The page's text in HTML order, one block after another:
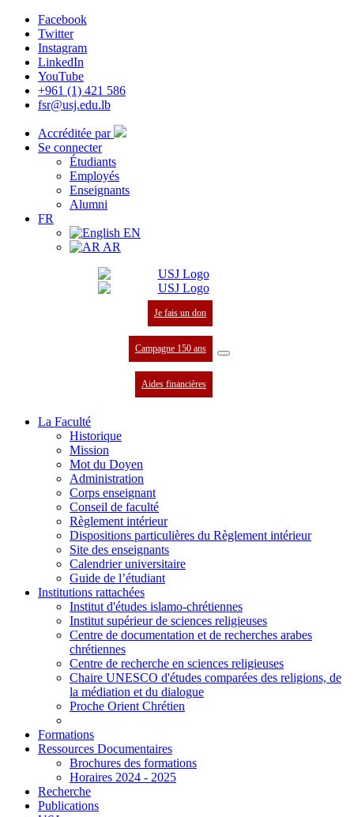
Facebook
Twitter
Instagram
LinkedIn
YouTube
+961 (1) 421 586
fsr@usj.edu.lb
Accréditée par
Se connecter
Étudiants
Employés
Enseignants
Alumni
FR
EN
AR
Je fais un don
Campagne 150 ans
Aides financières
La Faculté
Historique
Mission
Mot du Doyen
Administration
Corps enseignant
Conseil de faculté
Règlement intérieur
Dispositions particulières du Règlement intérieur
Site des enseignants
Calendrier universitaire
Guide de l’étudiant
Institutions rattachées
Institut d'études islamo-chrétiennes
Institut supérieur de sciences religieuses
Centre de documentation et de recherches arabes
chrétiennes
Centre de recherche en sciences religieuses
Chaire UNESCO d'études comparées des religions, de
la médiation et du dialogue
Proche Orient Chrétien
Formations
Ressources Documentaires
Brochures des formations
Horaires 2024 - 2025
Recherche
Publications